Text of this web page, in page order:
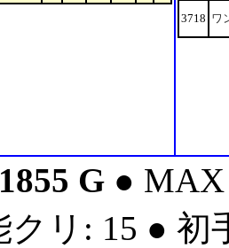
3718 ワ
1855 G ●
クリ: 15 ● 初